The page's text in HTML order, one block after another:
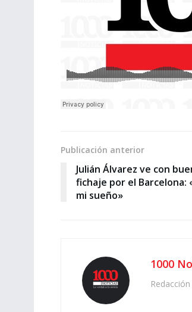
Publicación anterior
Julián Álvarez ve con
fichaje por el Barcelona:
mi sueño»
1000